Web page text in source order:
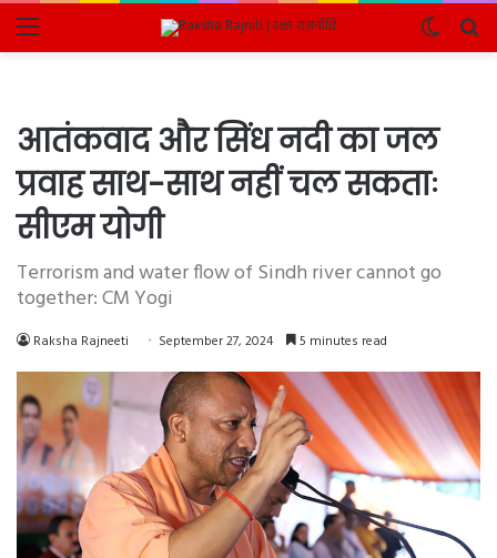
Menu
Switch
skin
आतंकवाद और सिंध नदी का जल
प्रवाह साथ-साथ नहीं चल सकताः
सीएम योगी
Terrorism and water flow of Sindh river cannot go
together: CM Yogi
Raksha Rajneeti September 27, 2024 5 minutes read